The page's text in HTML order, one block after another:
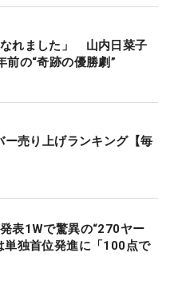
なれました」 山内日菜子
前の“奇跡の優勝劇”
売り上げランキング【毎
表1Wで驚異の“270ヤー
独首位発進に「100点で